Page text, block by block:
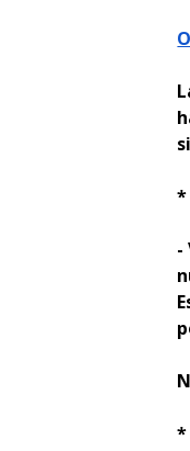
*
-
*